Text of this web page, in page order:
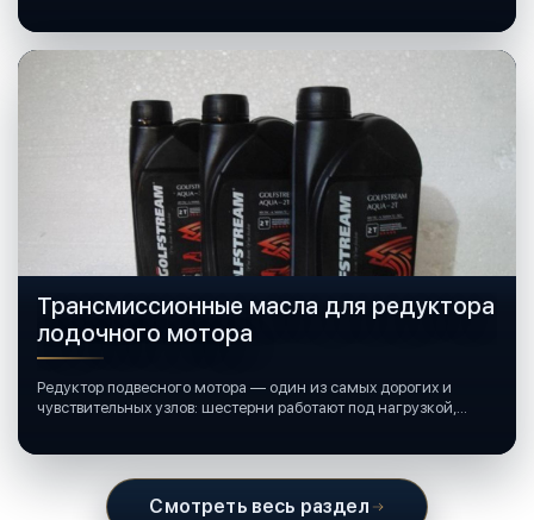
Трансмиссионные масла для редуктора
лодочного мотора
Редуктор подвесного мотора — один из самых дорогих и
чувствительных узлов: шестерни работают под нагрузкой,
Смотреть весь раздел